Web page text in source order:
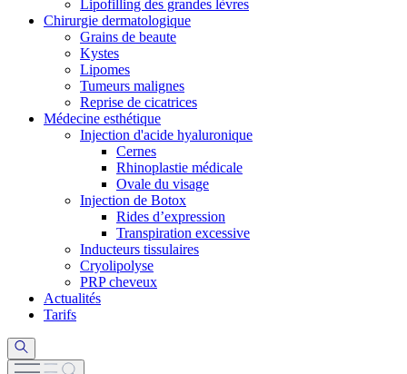
Lipofilling des grandes lèvres
Chirurgie dermatologique
Grains de beaute
Kystes
Lipomes
Tumeurs malignes
Reprise de cicatrices
Médecine esthétique
Injection d'acide hyaluronique
Cernes
Rhinoplastie médicale
Ovale du visage
Injection de Botox
Rides d’expression
Transpiration excessive
Inducteurs tissulaires
Cryolipolyse
PRP cheveux
Actualités
Tarifs